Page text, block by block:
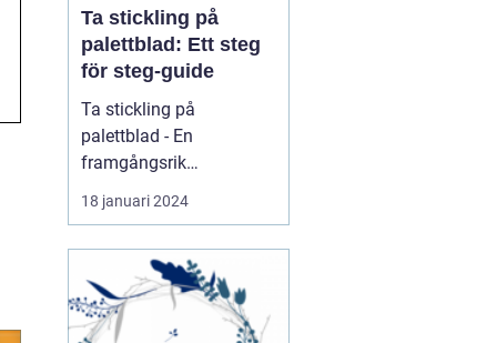
Ta stickling på
palettblad: Ett steg
för steg-guide
Ta stickling på
palettblad - En
framgångsrik
förökningsmetod för
vackra växter En
översikt över "ta stickling
palettblad" Att ta
sticklingar på palettblad
18 januari 2024